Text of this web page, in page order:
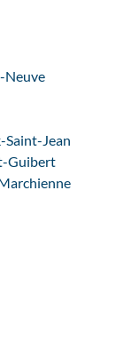
Neuve
Saint-Jean
Guibert